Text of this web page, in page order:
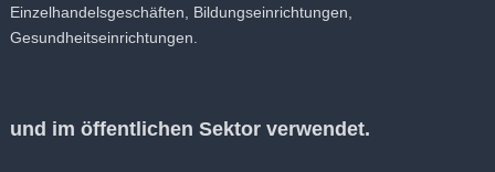
Einzelhandelsgeschäften, Bildungseinrichtungen,
Gesundheitseinrichtungen.
und im öffentlichen Sektor verwendet.